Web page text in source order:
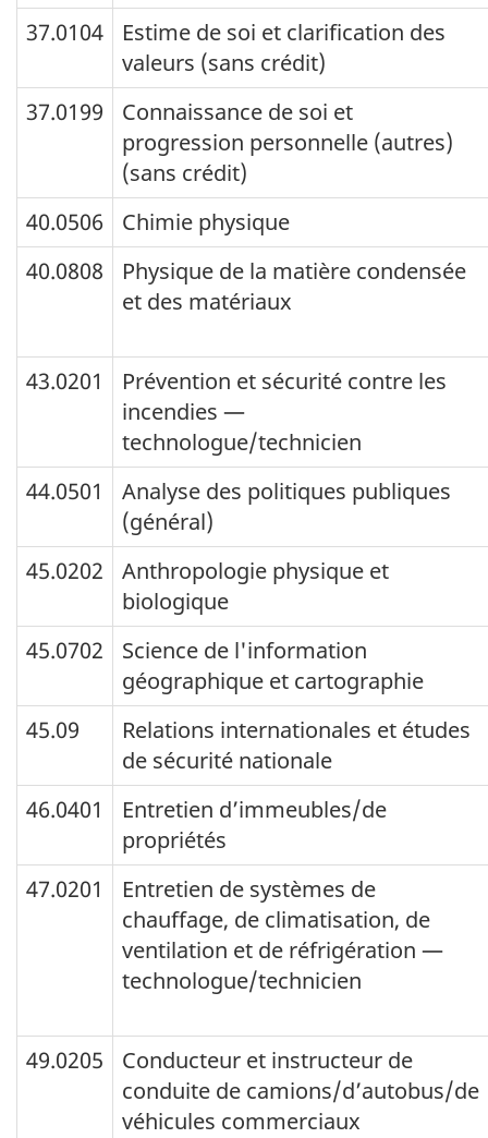
37.0104
Estime de soi et clarification des
valeurs (sans crédit)
37.0199
Connaissance de soi et
progression personnelle (autres)
(sans crédit)
40.0506
Chimie physique
40.0808
Physique de la matière condensée
et des matériaux
43.0201
Prévention et sécurité contre les
incendies —
technologue/technicien
44.0501
Analyse des politiques publiques
(général)
45.0202
Anthropologie physique et
biologique
45.0702
Science de l'information
géographique et cartographie
45.09
Relations internationales et études
de sécurité nationale
46.0401
Entretien d’immeubles/de
propriétés
47.0201
Entretien de systèmes de
chauffage, de climatisation, de
ventilation et de réfrigération —
technologue/technicien
49.0205
Conducteur et instructeur de
conduite de camions/d’autobus/de
véhicules commerciaux